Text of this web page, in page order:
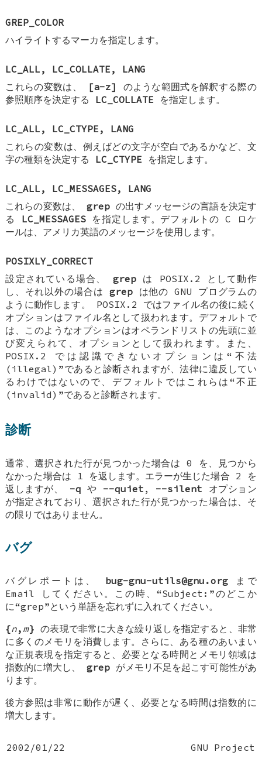
GREP_COLOR
ハイライトするマーカを指定します。
LC_ALL , LC_COLLATE , LANG
これらの変数は、
[a-z]
のような範囲式を解釈する際の
参照順序を決定する LC_COLLATE を指定します。
LC_ALL , LC_CTYPE , LANG
これらの変数は、例えばどの文字が空白であるかなど、文
字の種類を決定する LC_CTYPE を指定します。
LC_ALL , LC_MESSAGES, LANG
これらの変数は、 grepの出すメッセージの言語を決定す
る LC_MESSAGESを指定します。デフォルトの C ロケ
ールは、アメリカ英語のメッセージを使用します。
POSIXLY_CORRECT
設定されている場合、 grepは POSIX.2 として動作
し、それ以外の場合は grep は他の GNU プログラムの
ように動作します。 POSIX.2 ではファイル名の後に続く
オプションはファイル名として扱われます。デフォルトで
は、このようなオプションはオペランドリストの先頭に並
び変えられて、オプションとして扱われます。また、
POSIX.2 では認識できないオプションは“不法
(illegal)”であると診断されますが、法律に違反してい
るわけではないので、デフォルトではこれらは“不正
(invalid)”であると診断されます。
診断
通常、選択された行が見つかった場合は 0 を、見つから
なかった場合は 1 を返します。エラーが生じた場合 2 を
返しますが、 -q や --quiet , --silent オプション
が指定されており、選択された行が見つかった場合は、そ
の限りではありません。
バグ
バグレポートは、 bug-gnu-utils@gnu.orgまで
Email してください。この時、“Subject:”のどこか
に“grep”という単語を忘れずに入れてください。
{n, m} の表現で非常に大きな繰り返しを指定すると、非常
に多くのメモリを消費します。さらに、ある種のあいまい
な正規表現を指定すると、必要となる時間とメモリ領域は
指数的に増大し、 grepがメモリ不足を起こす可能性があ
ります。
後方参照は非常に動作が遅く、必要となる時間は指数的に
増大します。
2002/01/22 GNU Project